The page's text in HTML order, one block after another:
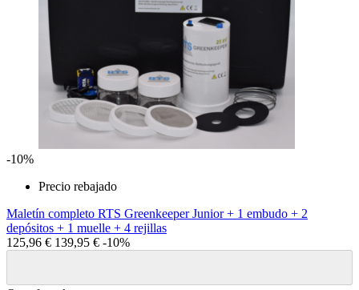
-10%
Precio rebajado
Maletín completo RTS Greenkeeper Junior + 1 embudo + 2
depósitos + 1 muelle + 4 rejillas
125,96 € 139,95 € -10%